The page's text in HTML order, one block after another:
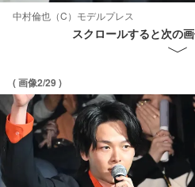
中村倫也（C）モデルプレス
スクロールすると次の
( 画像2/29 )